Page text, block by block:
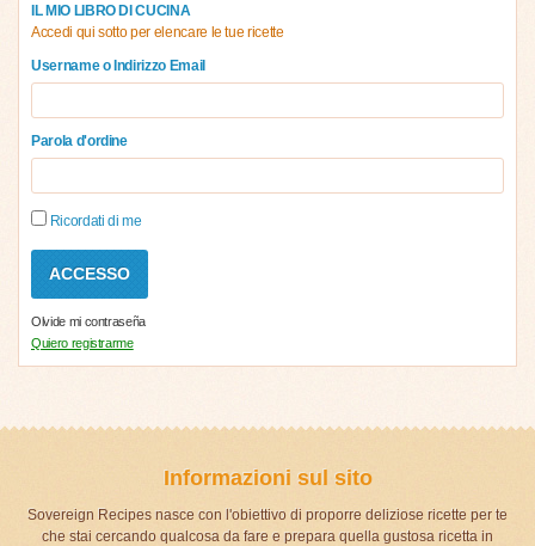
IL MIO LIBRO DI CUCINA
Accedi qui sotto per elencare le tue ricette
Username o Indirizzo Email
Parola d'ordine
Ricordati di me
Olvide mi contraseña
Quiero registrarme
Informazioni sul sito
Sovereign Recipes nasce con l'obiettivo di proporre deliziose ricette per te
che stai cercando qualcosa da fare e prepara quella gustosa ricetta in